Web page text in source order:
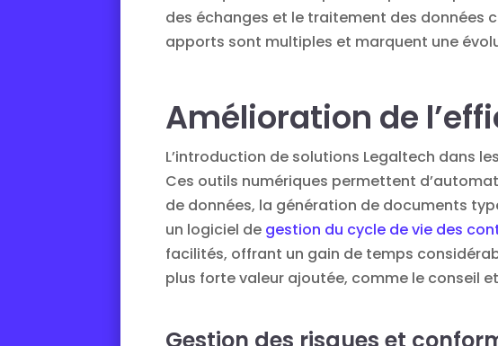
des échanges et le traitement des données
apports sont multiples et marquent une
Amélioration de
L’introduction de solutions Legaltech dans
Ces outils numériques permettent
de données, la génération de documents
un logiciel de gestion du cycle de vie des
facilités, offrant un gain de temps
plus forte valeur ajoutée, comme le conseil